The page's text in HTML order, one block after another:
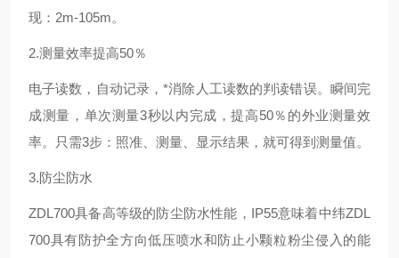
现：2m-105m。
2.测量效率提高50％
电子读数，自动记录，*消除人工读数的判读错误。瞬间完
成测量，单次测量3秒以内完成，提高50％的外业测量效
率。只需3步：照准、测量、显示结果，就可得到测量值。
3.防尘防水
ZDL700具备高等级的防尘防水性能，IP55意味着中纬ZDL
700具有防护全方向低压喷水和防止小颗粒粉尘侵入的能